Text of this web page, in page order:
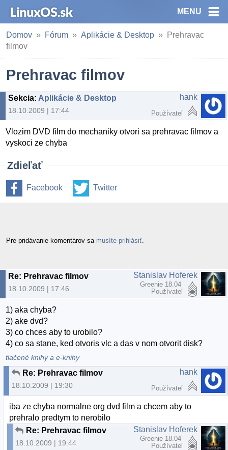
MENU
Domov Fórum Aplikácie & Desktop
Prehravac
filmov
Prehravac filmov
Sekcia: Aplikácie & Desktop
18.10.2009 | 17:44
hank
Používateľ
Vlozim DVD film do mechaniky otvori sa prehravac filmov a
vyskoci ze chyba
Zdieľať
Facebook Twitter
Pre pridávanie komentárov sa musíte prihlásiť
Re: Prehravac filmov
18.10.2009 | 17:46
Stanislav Hoferek
Greenie 18.04
Používateľ
1) aka chyba?
2) ake dvd?
3) co chces aby to urobilo?
4) co sa stane, ked otvoris vlc a das v nom otvorit disk?
tlačené knihy a e-knihy
Re: Prehravac filmov
18.10.2009 | 19:30
hank
Používateľ
iba ze chyba normalne org dvd film a chcem aby to
prehralo predtym to nerobilo
Re: Prehravac filmov
18.10.2009 | 19:44
Stanislav Hoferek
Greenie 18.04
Používateľ